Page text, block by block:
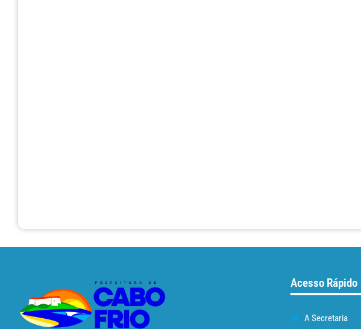
Acesso Rápido
A Secretaria